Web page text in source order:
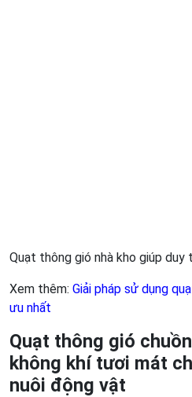
Quạt thông gió nhà kho giúp
Xem thêm: Giải pháp sử dụng
ưu nhất
Quạt thông gió
không khí tươi mát
nuôi động vật